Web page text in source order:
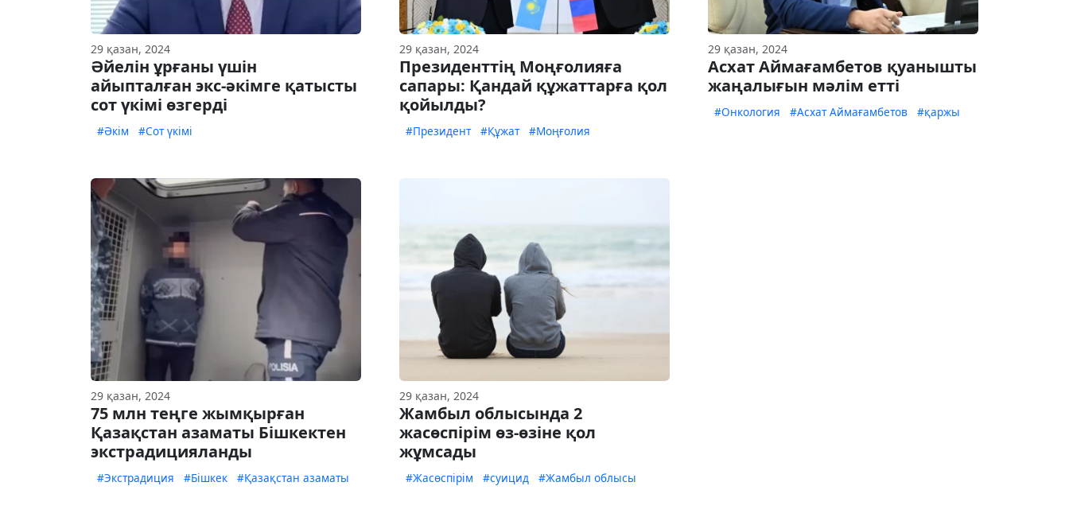
29 қазан, 2024
Әйелін ұрғаны үшін
айыпталған экс-әкімге қатысты
сот үкімі өзгерді
#Әкім #Сот үкімі
29 қазан, 2024
Президенттің Моңғолияға
сапары: Қандай құжаттарға қол
қойылды?
#Президент #Құжат #Моңғолия
29 қазан, 2024
Асхат Аймағамбетов қуанышты
жаңалығын мәлім етті
#Онкология #Асхат Аймағамбетов #қаржы
29 қазан, 2024
75 млн теңге жымқырған
Қазақстан азаматы Бішкектен
экстрадицияланды
#Экстрадиция #Бішкек #Қазақстан азаматы
29 қазан, 2024
Жамбыл облысында 2
жасөспірім өз-өзіне қол
жұмсады
#Жасөспірім #суицид #Жамбыл облысы